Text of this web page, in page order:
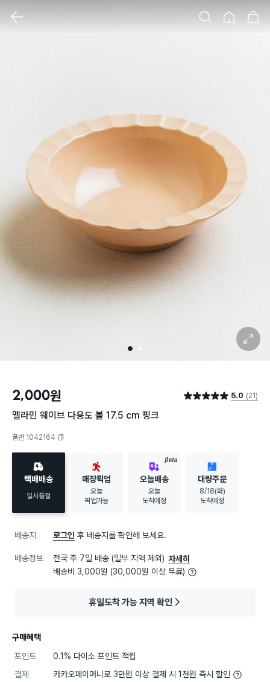
1 2
확대 보기
2,000원 별점 5.0점 5.0 (21)
멜라민 웨이브 다용도 볼 17.5 cm 핑크
품번 1042164
택배배송
일시품절
매장픽업
오늘
픽업가능
BETA
오늘배송
오늘
도착예정
대량주문
8/18(화)
도착예정
배송지 로그인 후 배송지를 확인해 보세요.
배송정보 전국 주 7일 배송 (일부 지역 제외) 자세히
배송비 3,000원 (30,000원 이상 무료)
휴일도착 가능 지역 확인
구매혜택
포인트
0.1% 다이소 포인트 적립
결제
카카오페이머니로 3만원 이상 결제 시 1천원 즉시 할인